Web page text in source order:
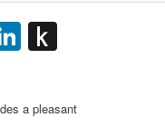
Kindle
LinkedIn
Kindle
a pleasant